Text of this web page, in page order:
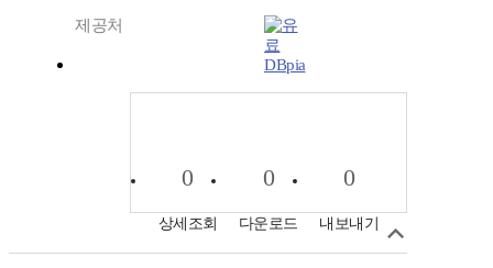
제공처
DBpia
0
상세조회
0
다운로드
0
내보내기